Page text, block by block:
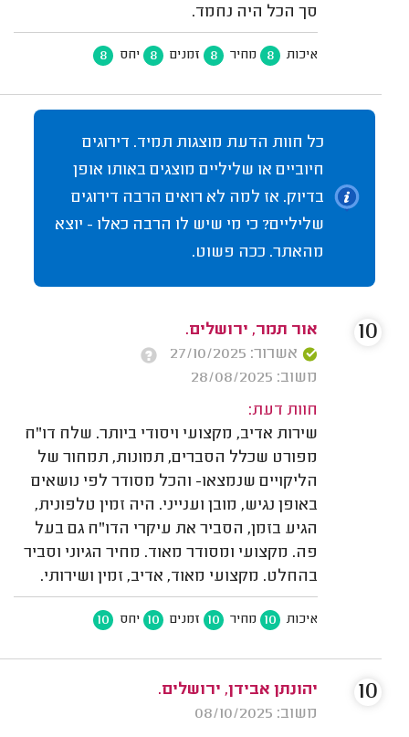
סך הכל היה נחמד.
איכות 8 מחיר 8 זמנים 8 יחס 8
כל חוות הדעת מוצגות תמיד. דירוגים
חיוביים או שליליים מוצגים באותו אופן
בדיוק. אז למה לא רואים הרבה דירוגים
שליליים? כי מי שיש לו הרבה כאלו - יוצא
מהאתר. ככה פשוט.
אור תמר, ירושלים.
אשרור: 27/10/2025
משוב: 28/08/2025
חוות דעת:
שירות אדיב, מקצועי ויסודי ביותר. שלח דו"ח
מפורט שכלל הסברים, תמונות, תמחור של
הליקויים שנמצאו- והכל מסודר לפי נושאים
באופן נגיש, מובן וענייני. היה זמין טלפונית,
הגיע בזמן, הסביר את עיקרי הדו"ח גם בעל
פה. מקצועי ומסודר מאוד. מחיר הגיוני וסביר
בהחלט. מקצועי מאוד, אדיב, זמין ושירותי.
איכות 10 מחיר 10 זמנים 10 יחס 10
10
יהונתן אבידן, ירושלים.
משוב: 08/10/2025
10